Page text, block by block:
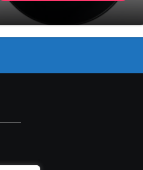
Recensione Samsung
Bespoke AI